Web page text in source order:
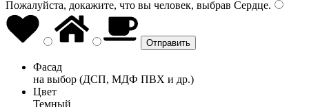
Пожалуйста, докажите, что вы человек, выбрав Сердце.
Фасад
на выбор (ДСП, МДФ ПВХ и др.)
Цвет
Темный